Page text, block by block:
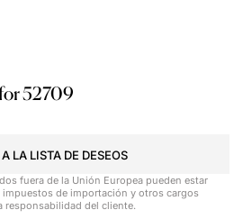
52709
LA LISTA DE DESEOS
fuera de la Unión Europea pueden estar
impuestos de importación y otros cargos
responsabilidad del cliente.